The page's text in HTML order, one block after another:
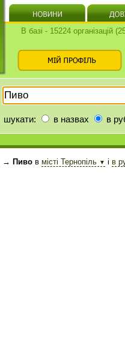
В базі - 15224 організацій
шукати: в назвах в
→ Пиво в місті Тернопіль ▼ і в